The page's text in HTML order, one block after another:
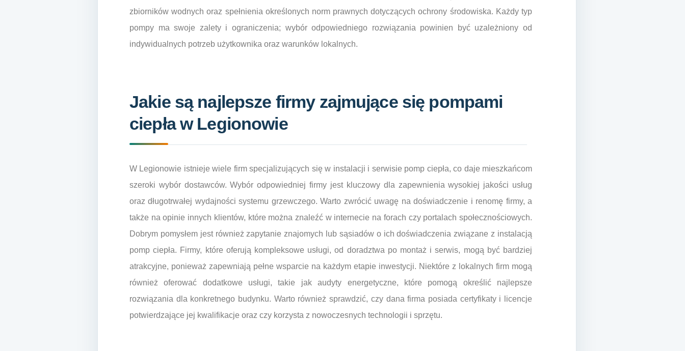
zbiorników wodnych oraz spełnienia określonych norm prawnych dotyczących ochrony środowiska. Każdy typ
pompy ma swoje zalety i ograniczenia; wybór odpowiedniego rozwiązania powinien być uzależniony od
indywidualnych potrzeb użytkownika oraz warunków lokalnych.
Jakie są najlepsze firmy zajmujące się pompami
ciepła w Legionowie
W Legionowie istnieje wiele firm specjalizujących się w instalacji i serwisie pomp ciepła, co daje mieszkańcom
szeroki wybór dostawców. Wybór odpowiedniej firmy jest kluczowy dla zapewnienia wysokiej jakości usług
oraz długotrwałej wydajności systemu grzewczego. Warto zwrócić uwagę na doświadczenie i renomę firmy, a
także na opinie innych klientów, które można znaleźć w internecie na forach czy portalach społecznościowych.
Dobrym pomysłem jest również zapytanie znajomych lub sąsiadów o ich doświadczenia związane z instalacją
pomp ciepła. Firmy, które oferują kompleksowe usługi, od doradztwa po montaż i serwis, mogą być bardziej
atrakcyjne, ponieważ zapewniają pełne wsparcie na każdym etapie inwestycji. Niektóre z lokalnych firm mogą
również oferować dodatkowe usługi, takie jak audyty energetyczne, które pomogą określić najlepsze
rozwiązania dla konkretnego budynku. Warto również sprawdzić, czy dana firma posiada certyfikaty i licencje
potwierdzające jej kwalifikacje oraz czy korzysta z nowoczesnych technologii i sprzętu.